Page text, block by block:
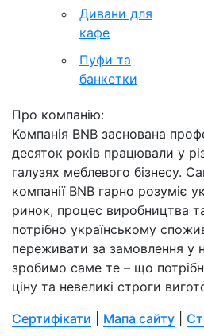
Дивани для
кафе
Пуфи та
банкетки
Про компанію:
Компанія BNB заснована
десяток років працювали у
галузях меблевого бізнесу.
компанії BNB гарно розуміє
ринок, процес виробництва
потрібно українському
переживати за замовлення у
зробимо саме те – що
ціну та невеликі строги
Сертифікати
Мапа сайту